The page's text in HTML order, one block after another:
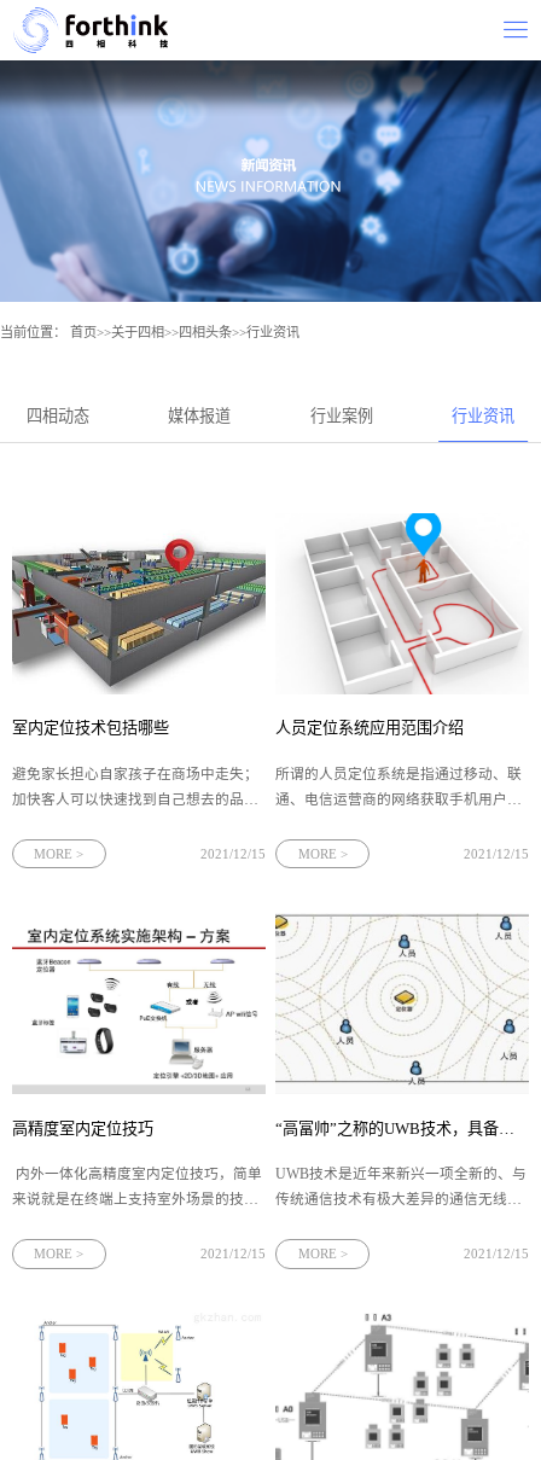
当前位置： 首页>>关于四相>>四相头条>>行业资讯
四相动态 媒体报道 行业案例 行业资讯
室内定位技术包括哪些
避免家长担心自家孩子在商场中走失；
加快客人可以快速找到自己想去的品牌
况……这就是室内定位诞生的主要原
细了解一下吧。第一种：wifi定位
MORE > 2021/12/15
人员定位系统应用范围介绍
所谓的人员定位系统是指通过移动、联
通、电信运营商的网络获取手机用户的
范围呢？下面为小编为大家介绍一下，
实现对外勤人员对工作内容与进度的管
理
MORE > 2021/12/15
高精度室内定位技巧
内外一体化高精度室内定位技巧，简单
来说就是在终端上支持室外场景的技巧
结合。室内场景的定位技巧有两种，一
术实现厘米级室内高精
MORE > 2021/12/15
UWB技术是近年来新兴一项全新的、与
传统通信技术有极大差异的通信无线新
窄脉冲传输数据。有人称它为无线电领
为UWB技术具有：功耗
MORE > 2021/12/15